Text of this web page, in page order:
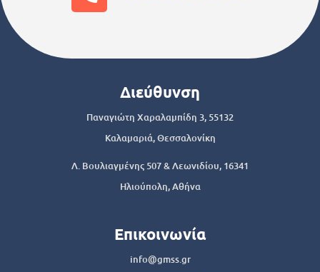
Διεύθυνση
Παναγιώτη Χαραλαμπίδη 3, 55132
Καλαμαριά, Θεσσαλονίκη
Λ. Βουλιαγμένης 507 & Λεωνιδίου, 16341
Ηλιούπολη, Αθήνα
Επικοινωνία
info@gmss.gr